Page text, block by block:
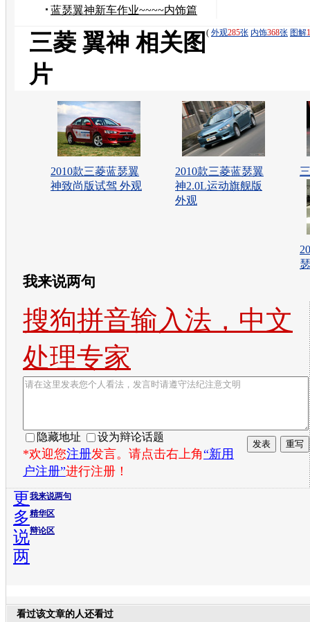
验！！！！！
蓝瑟翼神新车作业~~~~内饰篇
( 外观285张 内饰368张 图解
三菱 翼神 相关图
片
2010款三菱蓝瑟翼
神致尚版试驾 外观
2010款三菱蓝瑟翼
神2.0L运动旗舰版
外观
我来说两句
搜狗拼音输入法，中文
处理专家
隐藏地址 设为辩论话题
*欢迎您注册发言。请点击右上角“新用
户注册”进行注册！
我来说两句
精华区
辩论区
更
多
说
两
看过该文章的人还看过